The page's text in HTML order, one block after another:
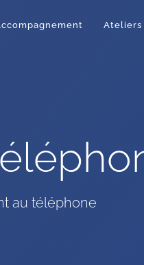
Ateliers
au téléphone